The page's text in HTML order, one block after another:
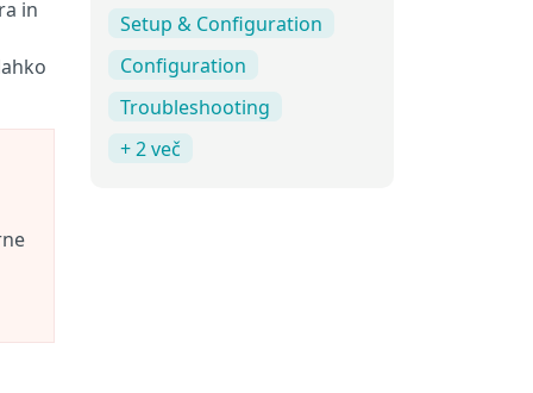
in
Setup & Configuration
Configuration
Troubleshooting
+ 2 več